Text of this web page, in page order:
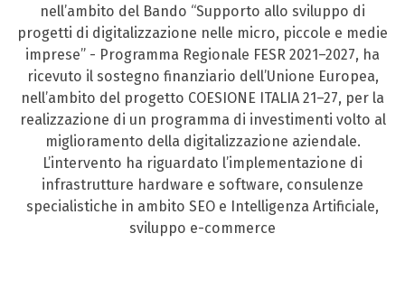
nell’ambito del Bando “Supporto allo sviluppo di
progetti di digitalizzazione nelle micro, piccole e medie
imprese” - Programma Regionale FESR 2021–2027, ha
ricevuto il sostegno finanziario dell’Unione Europea,
nell’ambito del progetto COESIONE ITALIA 21–27, per la
realizzazione di un programma di investimenti volto al
miglioramento della digitalizzazione aziendale.
L’intervento ha riguardato l’implementazione di
infrastrutture hardware e software, consulenze
specialistiche in ambito SEO e Intelligenza Artificiale,
sviluppo e-commerce